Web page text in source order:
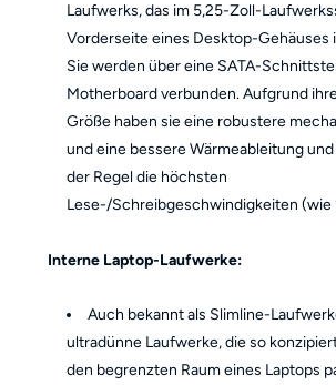
Laufwerks, das im 5,25-Zoll-
Vorderseite eines Desktop-Gehäuses
Sie werden über eine SATA-
Motherboard verbunden. Aufgrund
Größe haben sie eine robustere
und eine bessere Wärmeableitung
der Regel die höchsten
Lese-/Schreibgeschwindigkeiten (wie
Interne Laptop-Laufwerke:
Auch bekannt als Slimline-
ultradünne Laufwerke, die so
den begrenzten Raum eines Laptops